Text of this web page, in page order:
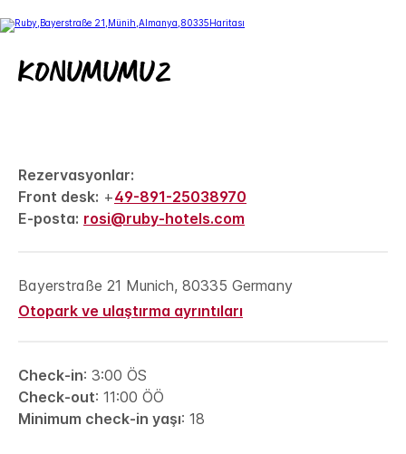
Konumumuz
Rezervasyonlar:
Front desk: +49-891-25038970
E-posta: rosi@ruby-hotels.com
Bayerstraße 21 Munich, 80335 Germany
Otopark ve ulaştırma ayrıntıları
Check-in: 3:00 ÖS
Check-out: 11:00 ÖÖ
Minimum check-in yaşı: 18